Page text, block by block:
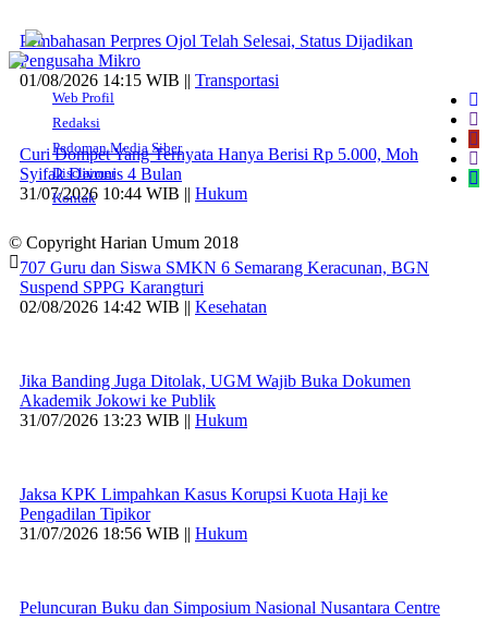
Pembahasan Perpres Ojol Telah Selesai, Status Dijadikan
Pengusaha Mikro
01/08/2026 14:15 WIB || Transportasi
Curi Dompet Yang Ternyata Hanya Berisi Rp 5.000, Moh
Syifak Divonis 4 Bulan
31/07/2026 10:44 WIB || Hukum
707 Guru dan Siswa SMKN 6 Semarang Keracunan, BGN
Suspend SPPG Karangturi
02/08/2026 14:42 WIB || Kesehatan
Jika Banding Juga Ditolak, UGM Wajib Buka Dokumen
Akademik Jokowi ke Publik
31/07/2026 13:23 WIB || Hukum
Jaksa KPK Limpahkan Kasus Korupsi Kuota Haji ke
Pengadilan Tipikor
31/07/2026 18:56 WIB || Hukum
Peluncuran Buku dan Simposium Nasional Nusantara Centre
Web Profil
Redaksi
Pedoman Media Siber
Disclaimer
Kontak
© Copyright Harian Umum 2018